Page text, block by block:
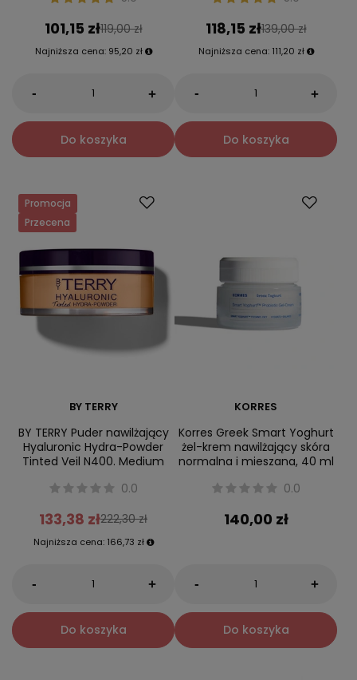
101,15 zł119,00 zł
Najniższa cena: 95,20 zł
- +
Do koszyka
118,15 zł139,00 zł
Najniższa cena: 111,20 zł
- +
Do koszyka
Promocja
Przecena
BY TERRY
BY TERRY Puder nawilżający
Hyaluronic Hydra-Powder
Tinted Veil N400. Medium
0.0
133,38 zł222,30 zł
Najniższa cena: 166,73 zł
- +
Do koszyka
KORRES
Korres Greek Smart Yoghurt
żel-krem nawilżający skóra
normalna i mieszana, 40 ml
0.0
140,00 zł
- +
Do koszyka